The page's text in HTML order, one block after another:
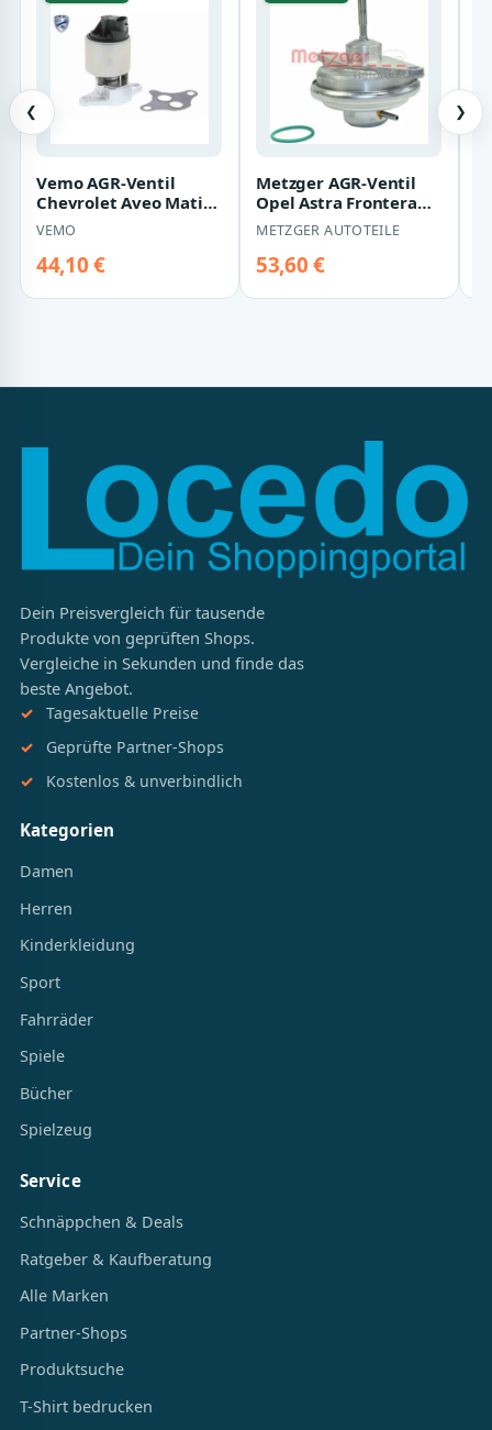
❮
Vemo AGR-Ventil
Chevrolet Aveo Matiz
Spark Opel Astra
Vectra
VEMO
44,10 €
Metzger AGR-Ventil
Opel Astra Frontera
Omega Sintra Vectra
Zafira
METZGER AUTOTEILE
53,60 €
❯
Dein Preisvergleich für tausende
Produkte von geprüften Shops.
Vergleiche in Sekunden und finde das
beste Angebot.
Tagesaktuelle Preise
Geprüfte Partner-Shops
Kostenlos & unverbindlich
Kategorien
Damen
Herren
Kinderkleidung
Sport
Fahrräder
Spiele
Bücher
Spielzeug
Service
Schnäppchen & Deals
Ratgeber & Kaufberatung
Alle Marken
Partner-Shops
Produktsuche
T-Shirt bedrucken